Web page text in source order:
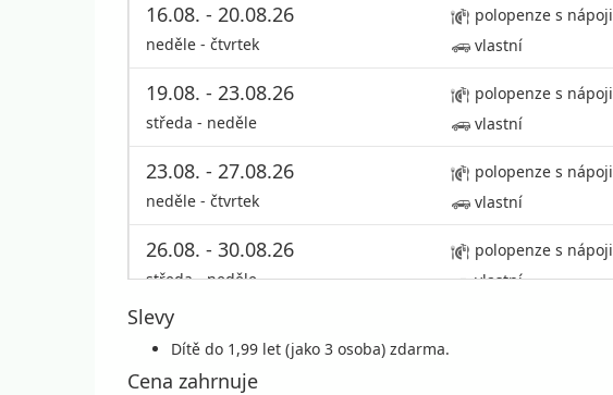
16.08. - 20.08.26
neděle - čtvrtek
polopenze s nápoji
vlastní
19.08. - 23.08.26
středa - neděle
polopenze s nápoji
vlastní
23.08. - 27.08.26
neděle - čtvrtek
polopenze s nápoji
vlastní
26.08. - 30.08.26
středa - neděle
polopenze s nápoji
vlastní
30.08. - 03.09.26
neděle - čtvrtek
Slevy
Dítě do 1,99 let (jako 3 osoba) zdarma.
Cena zahrnuje